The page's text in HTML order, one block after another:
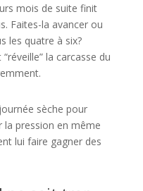
mois de suite finit
Faites-la avancer ou
les quatre à six?
la carcasse du
sèche pour
la pression en même
lui faire gagner des